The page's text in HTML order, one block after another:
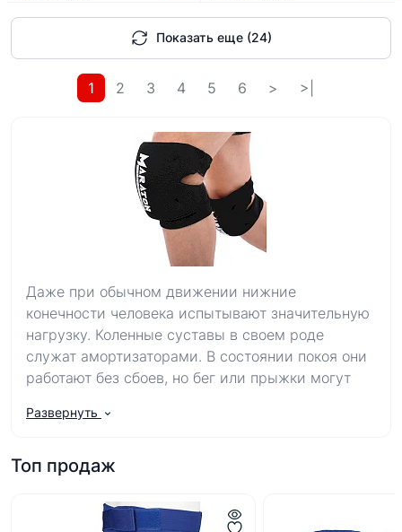
Показать еще (24)
1 2 3 4 5 6 > >|
Даже при обычном движении нижние
конечности человека испытывают значительную
нагрузку. Коленные суставы в своем роде
служат амортизаторами. В состоянии покоя они
работают без сбоев, но бег или прыжки могут
Чтобы избежать гематом, рассечений суставов
иналокотники
велосипеде, кататься на роликах и играть в
волейбол, но и выходить на татами без риска
Развернуть
Топ продаж